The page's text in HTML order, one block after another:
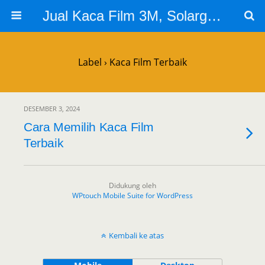
Jual Kaca Film 3M, Solargard, Cutting Sticker Sandblast
Label › Kaca Film Terbaik
DESEMBER 3, 2024
Cara Memilih Kaca Film
Terbaik
Didukung oleh
WPtouch Mobile Suite for WordPress
Kembali ke atas